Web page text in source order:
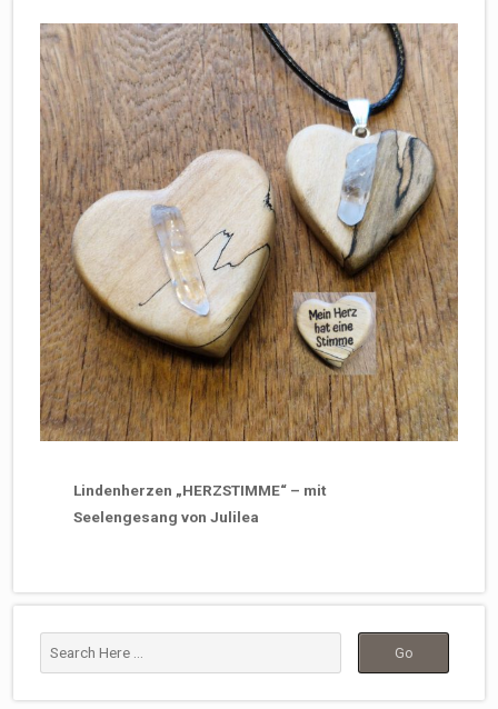
Lindenherzen „HERZSTIMME“ – mit
Seelengesang von Julilea